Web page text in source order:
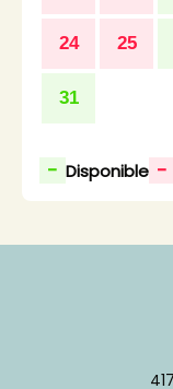
24 25
31
- Disponible -